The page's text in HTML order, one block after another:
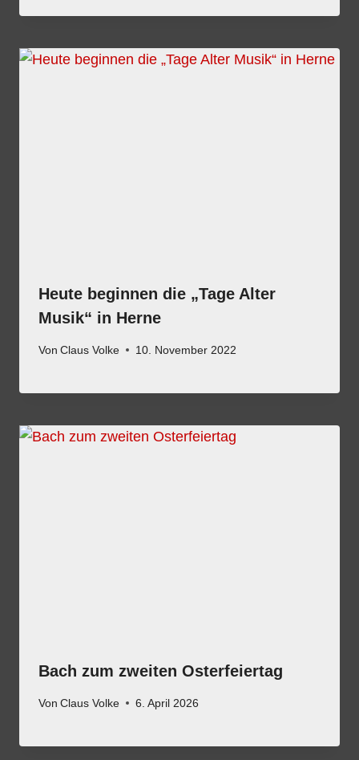
Heute beginnen die „Tage Alter
Musik“ in Herne
Von Claus Volke 10. November 2022
Bach zum zweiten Osterfeiertag
Von Claus Volke 6. April 2026